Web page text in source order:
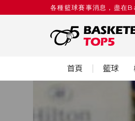
各種籃球賽事消息，盡
首頁 籃球